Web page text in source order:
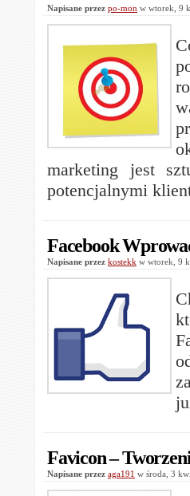
Napisane przez po-mon w wtorek, 9
marketing jest
potencjalnymi
Facebook
Napisane przez kostekk w wtorek, 9
Favicon –
Napisane przez aga191 w środa, 3